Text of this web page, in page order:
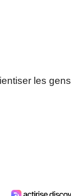
les gens